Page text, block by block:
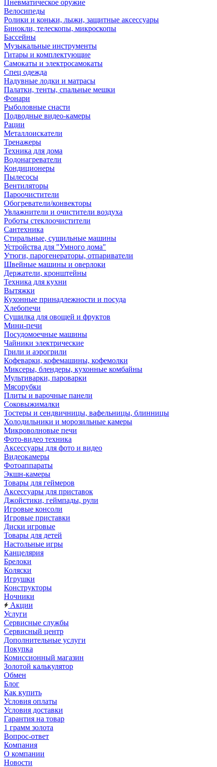
Пневматическое оружие
Велосипеды
Ролики и коньки, лыжи, защитные аксессуары
Бинокли, телескопы, микроскопы
Бассейны
Музыкальные инструменты
Гитары и комплектующие
Самокаты и электросамокаты
Спец одежда
Надувные лодки и матрасы
Палатки, тенты, спальные мешки
Фонари
Рыболовные снасти
Подводные видео-камеры
Рации
Металлоискатели
Тренажеры
Техника для дома
Водонагреватели
Кондиционеры
Пылесосы
Вентиляторы
Пароочистители
Обогреватели/конвекторы
Увлажнители и очистители воздуха
Роботы стеклоочистители
Сантехника
Стиральные, сушильные машины
Устройства для "Умного дома"
Утюги, парогенераторы, отпариватели
Швейные машины и оверлоки
Держатели, кронштейны
Техника для кухни
Вытяжки
Кухонные принадлежности и посуда
Хлебопечи
Сушилка для овощей и фруктов
Мини-печи
Посудомоечные машины
Чайники электрические
Грили и аэрогрили
Кофеварки, кофемашины, кофемолки
Миксеры, блендеры, кухонные комбайны
Мультиварки, пароварки
Мясорубки
Плиты и варочные панели
Соковыжималки
Тостеры и сендвичницы, вафельницы, блинницы
Холодильники и морозильные камеры
Микроволновые печи
Фото-видео техника
Аксессуары для фото и видео
Видеокамеры
Фотоаппараты
Экшн-камеры
Товары для геймеров
Аксессуары для приставок
Джойстики, геймпады, рули
Игровые консоли
Игровые приставки
Диски игровые
Товары для детей
Настольные игры
Канцелярия
Брелоки
Коляски
Игрушки
Конструкторы
Ночники
Акции
Услуги
Сервисные службы
Сервисный центр
Дополнительные услуги
Покупка
Комиссионный магазин
Золотой калькулятор
Обмен
Блог
Как купить
Условия оплаты
Условия доставки
Гарантия на товар
1 грамм золота
Вопрос-ответ
Компания
О компании
Новости